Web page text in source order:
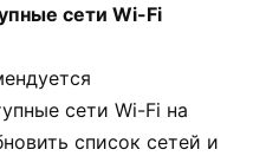
сети Wi-Fi
сети Wi-Fi на
список сетей и